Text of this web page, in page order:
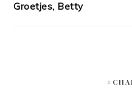
Groetjes, Betty